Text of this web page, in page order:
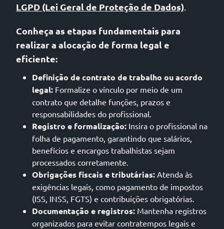
LGPD (Lei Geral de Proteção de Dados)
Conheça as etapas fundamentais para
realizar a alocação de forma legal e
eficiente:
Definição de contrato de trabalho ou acordo
legal: Formalize o vínculo por meio de um
contrato que detalhe funções, prazos e
responsabilidades do profissional.
Registro e formalização: Insira o profissional na
folha de pagamento, garantindo que salários,
benefícios e encargos trabalhistas sejam
processados corretamente.
Obrigações fiscais e tributárias: Atenda às
exigências legais, como pagamento de impostos
(ISS, INSS, FGTS) e contribuições obrigatórias.
Documentação e registros: Mantenha registros
organizados para evitar contratempos legais e